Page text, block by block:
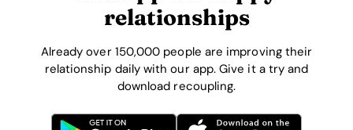
relationships
Already over 150,000 people are improving their
relationship daily with our app. Give it a try and
download recoupling.